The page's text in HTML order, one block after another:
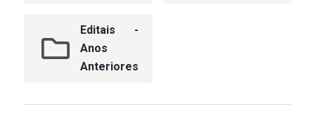
Editais -
Anos
Anteriores